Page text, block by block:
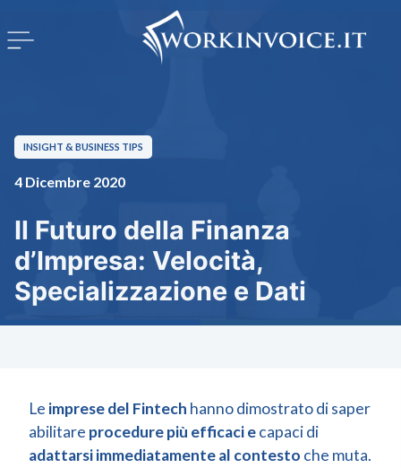
INSIGHT & BUSINESS TIPS
4 Dicembre 2020
Il Futuro della Finanza
d’Impresa: Velocità,
Specializzazione e Dati
Le imprese del Fintech hanno dimostrato di saper
abilitare procedure più efficaciecapaci di
adattarsi immediatamente al contesto che muta.